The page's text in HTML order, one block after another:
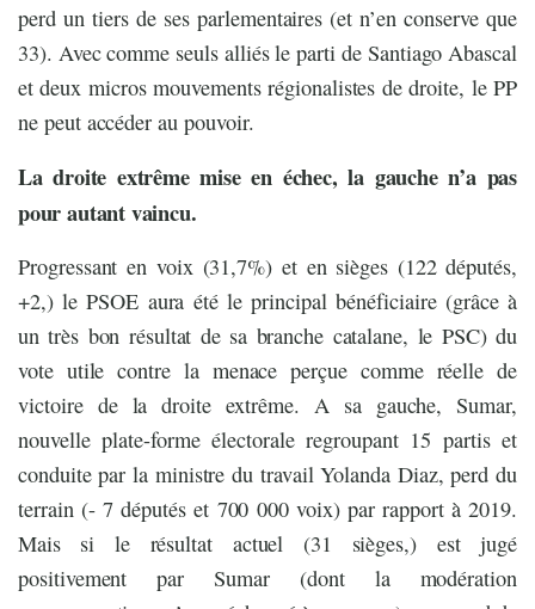
perd un tiers de ses parlementaires (et n’en conserve que
33). Avec comme seuls alliés le parti de Santiago Abascal
et deux micros mouvements régionalistes de droite, le PP
ne peut accéder au pouvoir.
La droite extrême mise en échec, la gauche n’a pas
pour autant vaincu.
Progressant en voix (31,7%) et en sièges (122 députés,
+2,) le PSOE aura été le principal bénéficiaire (grâce à
un très bon résultat de sa branche catalane, le PSC) du
vote utile contre la menace perçue comme réelle de
victoire de la droite extrême. A sa gauche, Sumar,
nouvelle plate-forme électorale regroupant 15 partis et
conduite par la ministre du travail Yolanda Diaz, perd du
terrain (- 7 députés et 700 000 voix) par rapport à 2019.
Mais si le résultat actuel (31 sièges,) est jugé
positivement par Sumar (dont la modération